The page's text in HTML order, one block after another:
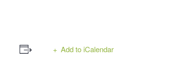
Add to iCalendar